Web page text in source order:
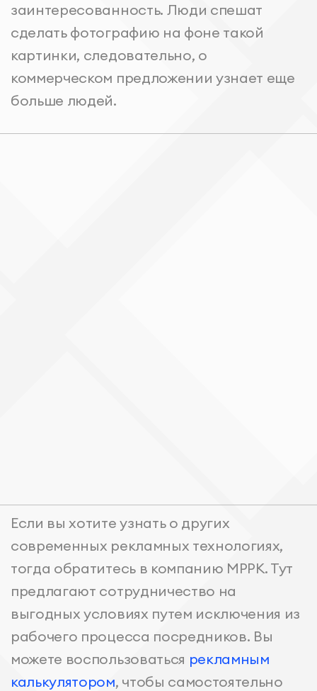
заинтересованность. Люди спешат
сделать фотографию на фоне такой
картинки, следовательно, о
коммерческом предложении узнает еще
больше людей.
Если вы хотите узнать о других
современных рекламных технологиях,
тогда обратитесь в компанию МРРК. Тут
предлагают сотрудничество на
выгодных условиях путем исключения из
рабочего процесса посредников. Вы
можете воспользоваться рекламным
калькулятором, чтобы самостоятельно